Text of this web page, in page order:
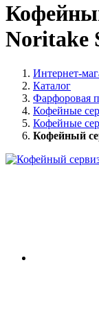
Noritake
Интернет-
Каталог
Фарфоровая
Кофейные
Кофейные
Кофейный